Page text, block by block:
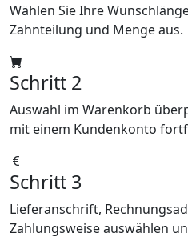
Wählen Sie Ihre
Zahnteilung und Menge aus.
Schritt 2
Auswahl im Warenkorb
mit einem Kundenkonto
Schritt 3
Lieferanschrift,
Zahlungsweise auswählen